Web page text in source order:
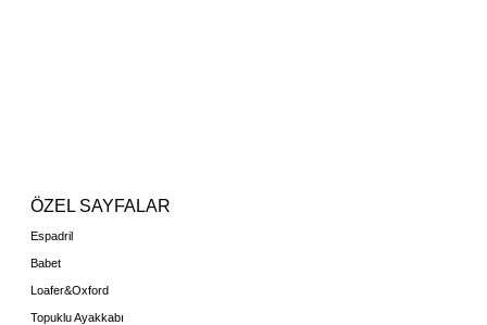
ÖZEL SAYFALAR
Espadril
Babet
Loafer&Oxford
Topuklu Ayakkabı